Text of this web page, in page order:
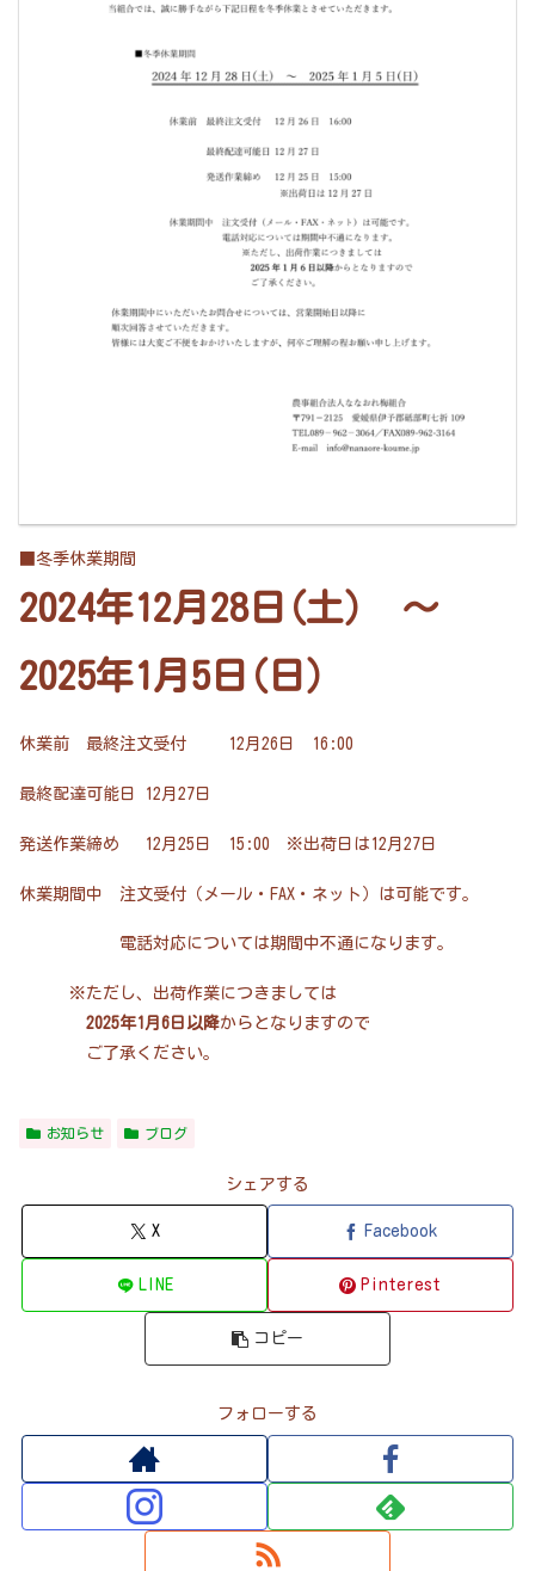
■冬季休業期間
2024年12月28日(土) ～
2025年1月5日(日)
休業前 最終注文受付 12月26日 16:00
最終配達可能日 12月27日
発送作業締め 12月25日 15:00 ※出荷日は12月27日
休業期間中 注文受付（メール・FAX・ネット）は可能です。
電話対応については期間中不通になります。
※ただし、出荷作業につきましては
2025年1月6日以降からとなりますので
ご了承ください。
お知らせ ブログ
シェアする
X Facebook
LINE Pinterest
コピー
フォローする